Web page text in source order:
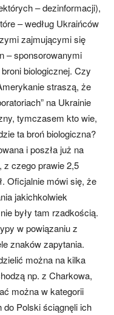
– dezinformacji),
– według Ukraińców
zajmującymi się
– sponsorowanymi
biologicznej. Czy
straszą, że
na Ukrainie
tymczasem kto wie,
ta broń biologiczna?
i poszła już na
czego prawie 2,5
Oficjalnie mówi się, że
jakichkolwiek
były tam rzadkością.
w powiązaniu z
znaków zapytania.
można na kilka
np. z Charkowa,
można w kategorii
Polski ściągnęli ich